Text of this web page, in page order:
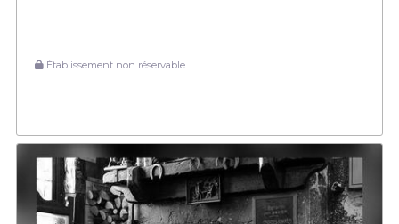
Établissement non réservable